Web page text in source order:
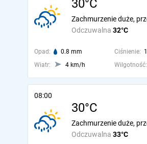
30°C
Odczuwalna 32°C
Zachmurzenie duże,
Opad: 0.8 mm Ciśnienie:
Wiatr:
4 km/h Wilgotność:
08:00
30°C
Odczuwalna 33°C
Zachmurzenie duże,